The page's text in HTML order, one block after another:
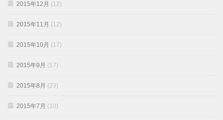
2015年12月 (12)
2015年11月 (12)
2015年10月 (17)
2015年9月 (17)
2015年8月 (23)
2015年7月 (10)